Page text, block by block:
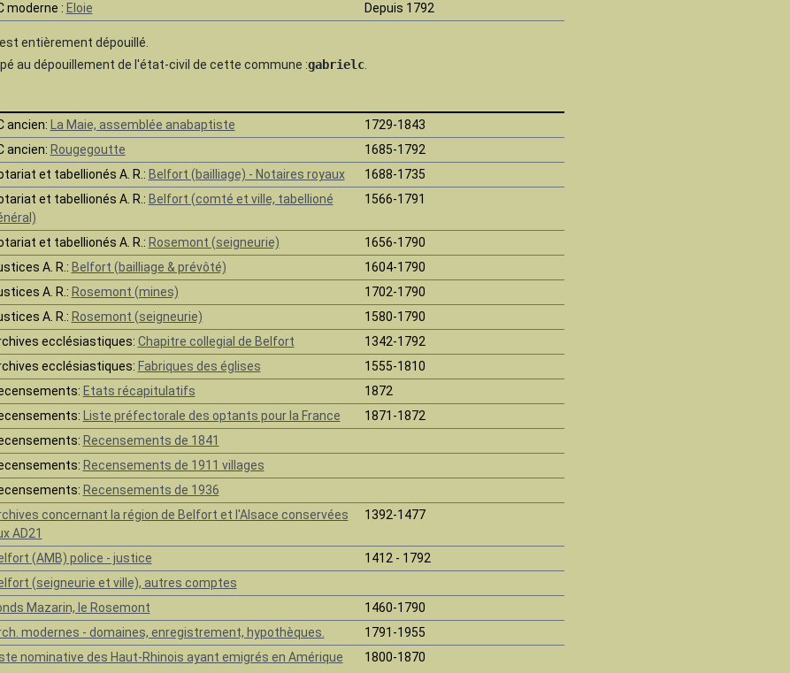
moderne : Eloie Depuis 1792
entièrement dépouillé.
au dépouillement de l'état-civil de cette commune :gabrielc
ancien: La Maie, assemblée anabaptiste
1729-1843
ancien: Rougegoutte
1685-1792
et tabellionés A. R.: Belfort (bailliage) - Notaires royaux
1688-1735
et tabellionés A. R.: Belfort (comté et ville, tabellioné
1566-1791
et tabellionés A. R.: Rosemont (seigneurie)
1656-1790
A. R.: Belfort (bailliage & prévôté)
1604-1790
A. R.: Rosemont (mines)
1702-1790
A. R.: Rosemont (seigneurie)
1580-1790
ecclésiastiques: Chapitre collegial de Belfort
1342-1792
ecclésiastiques: Fabriques des églises
1555-1810
Etats récapitulatifs
1872
Liste préfectorale des optants pour la France
1871-1872
Recensements de 1841
Recensements de 1911 villages
Recensements de 1936
concernant la région de Belfort et l'Alsace conservées
AD21
1392-1477
(AMB) police - justice
1412 - 1792
(seigneurie et ville), autres comptes
Mazarin, le Rosemont
1460-1790
modernes - domaines, enregistrement, hypothèques.
1791-1955
nominative des Haut-Rhinois ayant emigrés en Amérique 1800-1870